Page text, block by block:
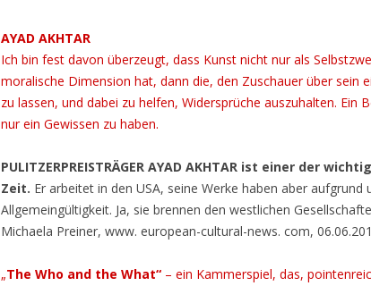
AYAD AKHTAR
Ich bin fest davon überzeugt, dass Kunst nicht nur als
moralische Dimension hat, dann die, den Zuschauer über sein
zu lassen, und dabei zu helfen, Widersprüche auszuhalten. Ein
nur ein Gewissen zu haben.
PULITZERPREISTRÄGER AYAD AKHTAR ist einer der
Zeit. Er arbeitet in den USA, seine Werke haben aber aufgrund
Allgemeingültigkeit. Ja, sie brennen den westlichen
Michaela Preiner, www. european-cultural-news. com,
„The Who and the What“ – ein Kammerspiel, das,